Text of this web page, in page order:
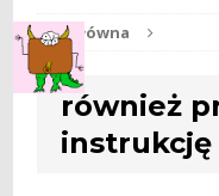
Str. główna
również
instrukcję